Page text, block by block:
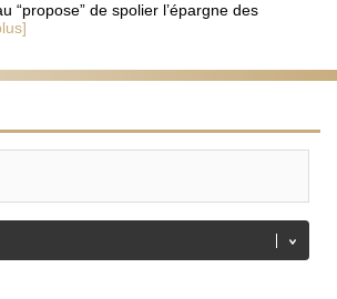
“propose” de spolier l’épargne des